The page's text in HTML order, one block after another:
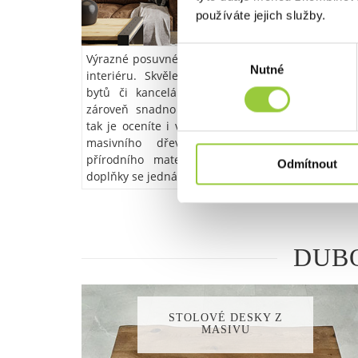
používáte jejich služby.
souhlasu
Nutné
Odmítnout
Výrazné posuvné dveře si najdou cestu i do vašeho
interiéru. Skvěle zapadnou do velkých loftových
bytů či kanceláří, které potřebujete oddělit ale
zároveň snadno vytvořit otevřený prostor. Stejně
tak je oceníte i v malých bytech. Posuvné dveře z
masivního dřeva nechávají vyniknout
přírodního materiálu a ve spojení s kovovými
doplňky se jedná o nestárnoucí doplněk do bytu.
STOLOVÉ DESKY Z
MASIVU